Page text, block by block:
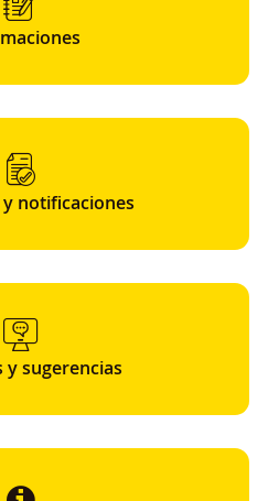
notificaciones
y sugerencias